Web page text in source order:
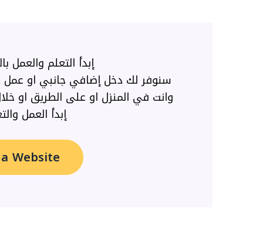
إبدأ التعلم والعمل
سنوفر لك دخل إضافي جانبي او
وانت في المنزل او على الطريق او
إبدأ العمل
Website